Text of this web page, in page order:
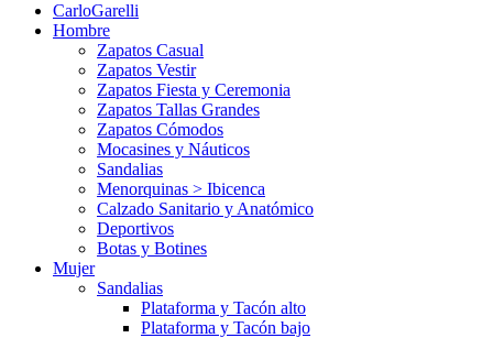
CarloGarelli
Hombre
Zapatos Casual
Zapatos Vestir
Zapatos Fiesta y Ceremonia
Zapatos Tallas Grandes
Zapatos Cómodos
Mocasines y Náuticos
Sandalias
Menorquinas > Ibicenca
Calzado Sanitario y Anatómico
Deportivos
Botas y Botines
Mujer
Sandalias
Plataforma y Tacón alto
Plataforma y Tacón bajo